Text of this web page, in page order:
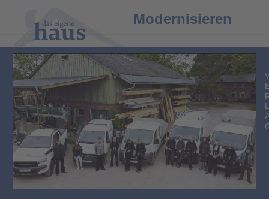
mobile
menu
mobile
menu
Modernisieren
L